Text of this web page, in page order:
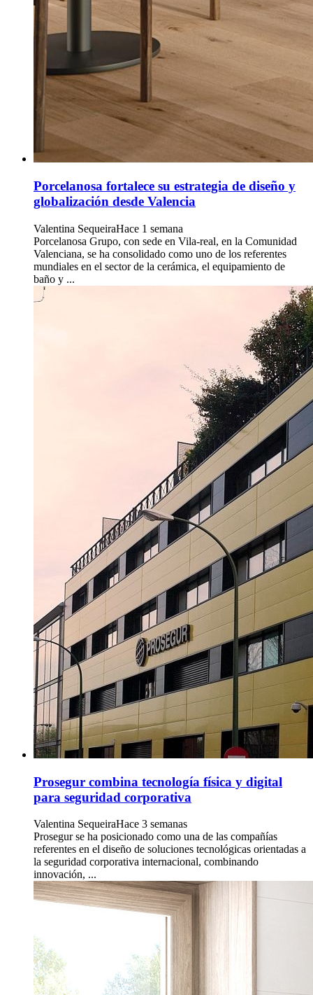
Porcelanosa fortalece su estrategia de diseño y
globalización desde Valencia
Valentina SequeiraHace 1 semana
Porcelanosa Grupo, con sede en Vila-real, en la Comunidad
Valenciana, se ha consolidado como uno de los referentes
mundiales en el sector de la cerámica, el equipamiento de
baño y ...
Prosegur combina tecnología física y digital
para seguridad corporativa
Valentina SequeiraHace 3 semanas
Prosegur se ha posicionado como una de las compañías
referentes en el diseño de soluciones tecnológicas orientadas a
la seguridad corporativa internacional, combinando
innovación, ...